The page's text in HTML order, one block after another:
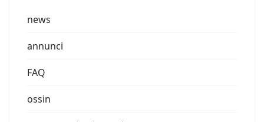
news
annunci
FAQ
ossin